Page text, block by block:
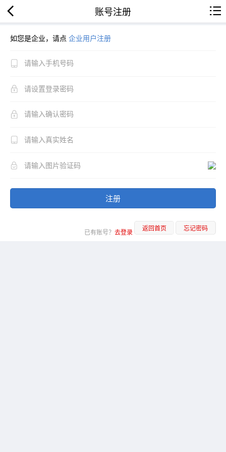
账号注册
如您是企业，请点 企业用户注册
注册
已有账号？ 去登录 返回首页 忘记密码